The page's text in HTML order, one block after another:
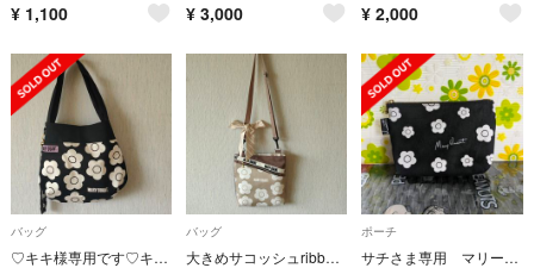
¥ 1,100 ¥ 3,000 ¥ 2,000
バッグ
♡キキ様専用です♡キーストラップ付ワンハンドバッグ♡ハンドメイド
バッグ
大きめサコッシュribbon付き♡ハンドメイド
ポーチ
サチさま専用 マリークワント ポーチ